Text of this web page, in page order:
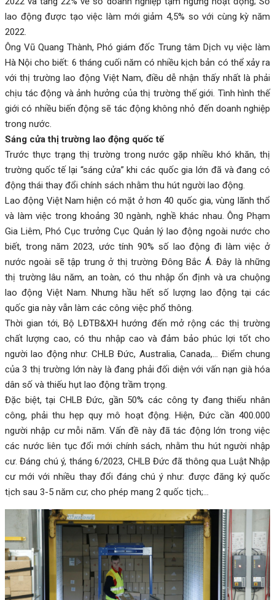
lao động được tạo việc làm mới giảm 4,5% so với cùng kỳ năm
2022.
Ông Vũ Quang Thành, Phó giám đốc Trung tâm Dịch vụ việc làm
Hà Nội cho biết: 6 tháng cuối năm có nhiều kịch bản có thể xảy ra
với thị trường lao động Việt Nam, điều dễ nhận thấy nhất là phải
chịu tác động và ảnh hưởng của thị trường thế giới. Tình hình thế
giới có nhiều biến động sẽ tác động không nhỏ đến doanh nghiệp
trong nước.
Sáng cửa thị trường lao động quốc tế
Trước thực trạng thị trường trong nước gặp nhiều khó khăn, thị
trường quốc tế lại “sáng cửa” khi các quốc gia lớn đã và đang có
động thái thay đổi chính sách nhằm thu hút người lao động.
Lao động Việt Nam hiện có mặt ở hơn 40 quốc gia, vùng lãnh thổ
và làm việc trong khoảng 30 ngành, nghề khác nhau. Ông Phạm
Gia Liêm, Phó Cục trưởng Cục Quản lý lao động ngoài nước cho
biết, trong năm 2023, ước tính 90% số lao động đi làm việc ở
nước ngoài sẽ tập trung ở thị trường Đông Bắc Á. Đây là những
thị trường lâu năm, an toàn, có thu nhập ổn định và ưa chuộng
lao động Việt Nam. Nhưng hầu hết số lượng lao động tại các
quốc gia này vẫn làm các công việc phổ thông.
Thời gian tới, Bộ LĐTB&XH hướng đến mở rộng các thị trường
chất lượng cao, có thu nhập cao và đảm bảo phúc lợi tốt cho
người lao động như: CHLB Đức, Australia, Canada,… Điểm chung
của 3 thị trường lớn này là đang phải đối diện với vấn nạn già hóa
dân số và thiếu hụt lao động trầm trọng.
Đặc biệt, tại CHLB Đức, gần 50% các công ty đang thiếu nhân
công, phải thu hẹp quy mô hoạt động. Hiện, Đức cần 400.000
người nhập cư mỗi năm. Vấn đề này đã tác động lớn trong việc
các nước liên tục đổi mới chính sách, nhằm thu hút người nhập
cư. Đáng chú ý, tháng 6/2023, CHLB Đức đã thông qua Luật Nhập
cư mới với nhiều thay đổi đáng chú ý như: được đăng ký quốc
tịch sau 3-5 năm cư; cho phép mang 2 quốc tịch;…